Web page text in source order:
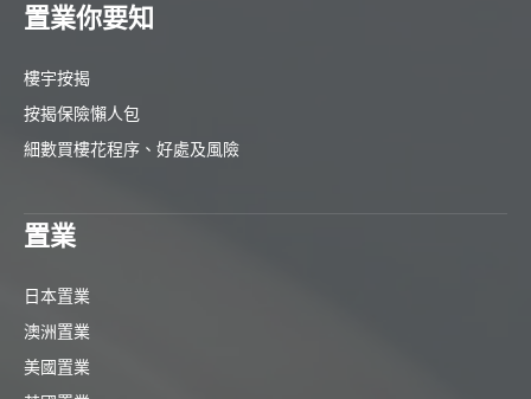
置業你要知
樓宇按揭
按揭保險懶人包
細數買樓花程序、好處及風險
置業
日本置業
澳洲置業
美國置業